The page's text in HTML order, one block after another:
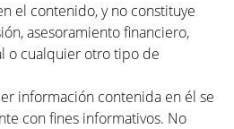
el contenido, y no constituye
asesoramiento financiero,
o cualquier otro tipo de
información contenida en él se
con fines informativos. No